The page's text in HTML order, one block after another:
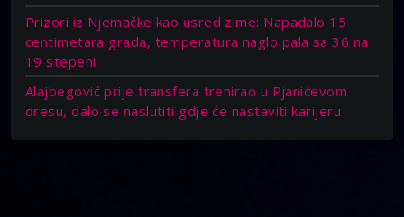
Prizori iz Njemačke kao usred zime: Napadalo 15
centimetara grada, temperatura naglo pala sa 36 na
19 stepeni
Alajbegović prije transfera trenirao u Pjanićevom
dresu, dalo se naslutiti gdje će nastaviti karijeru